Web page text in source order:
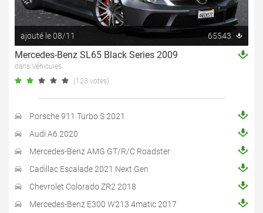
ajouté le 08/11 65543
Mercedes-Benz SL65 Black Series 2009
dans Véhicules
(123 votes)
Porsche 911 Turbo S 2021
Audi A6 2020
Mercedes-Benz AMG GT/R/C Roadster
Cadillac Escalade 2021 Next Gen
Chevrolet Colorado ZR2 2018
Mercedes-Benz E300 W213 4matic 2017